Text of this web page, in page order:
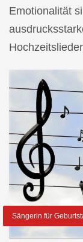
Emotionalität
Sängerin für